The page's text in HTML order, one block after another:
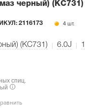
черный) (КС731)
2116173 4 шт.
(КС731) 6.0J
спиц.